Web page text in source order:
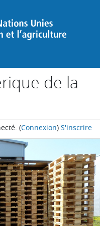
de la
(Connexion) S'inscrire